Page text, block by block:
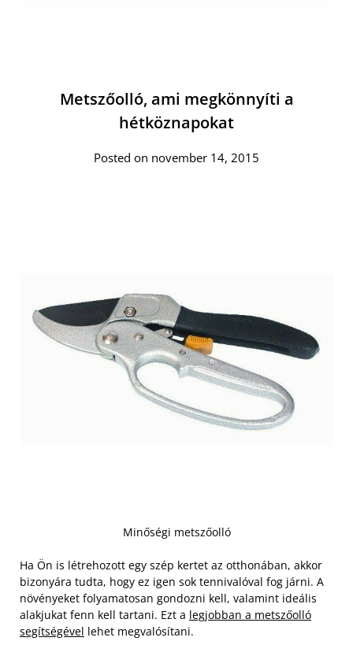
Metszőolló, ami megkönnyíti a
hétköznapokat
Posted on november 14, 2015
Minőségi metszőolló
Ha Ön is létrehozott egy szép kertet az otthonában, akkor
bizonyára tudta, hogy ez igen sok tennivalóval fog járni. A
növényeket folyamatosan gondozni kell, valamint ideális
alakjukat fenn kell tartani. Ezt a legjobban a metszőolló
segítségével lehet megvalósítani.